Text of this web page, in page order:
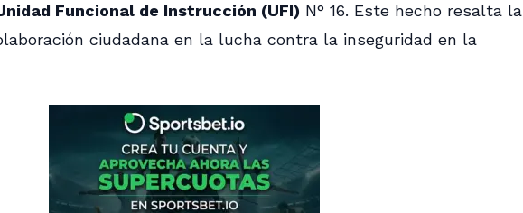
Funcional de Instrucción (UFI) N° 16. Este hecho resalta la
ciudadana en la lucha contra la inseguridad en la